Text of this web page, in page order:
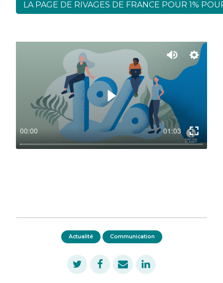
LA PAGE DE RIVAGES DE FRANCE POUR 1%
Actualité Communication